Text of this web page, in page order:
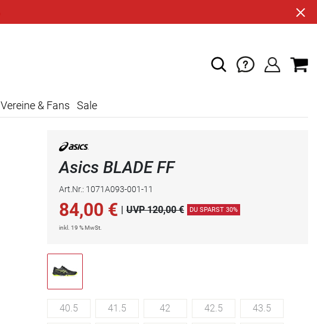
Vereine & Fans Sale
Asics BLADE FF
Art.Nr.: 1071A093-001-11
84,00 € | UVP 120,00 € DU SPARST 30%
inkl. 19 % MwSt.
40.5 41.5 42 42.5 43.5